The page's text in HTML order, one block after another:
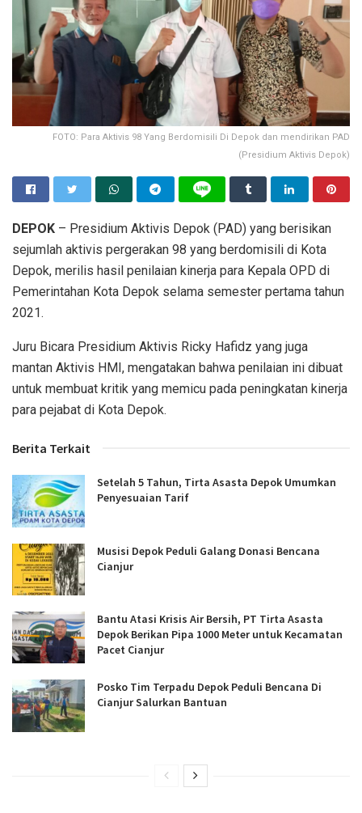
FOTO: Para Aktivis 98 Yang Berdomisili Di Depok dan mendirikan PAD
(Presidium Aktivis Depok)
DEPOK – Presidium Aktivis Depok (PAD) yang berisikan
sejumlah aktivis pergerakan 98 yang berdomisili di Kota
Depok, merilis hasil penilaian kinerja para Kepala OPD di
Pemerintahan Kota Depok selama semester pertama tahun
2021.
Juru Bicara Presidium Aktivis Ricky Hafidz yang juga
mantan Aktivis HMI, mengatakan bahwa penilaian ini dibuat
untuk membuat kritik yang memicu pada peningkatan kinerja
para pejabat di Kota Depok.
Berita Terkait
Setelah 5 Tahun, Tirta Asasta Depok Umumkan
Penyesuaian Tarif
Musisi Depok Peduli Galang Donasi Bencana
Cianjur
Bantu Atasi Krisis Air Bersih, PT Tirta Asasta
Depok Berikan Pipa 1000 Meter untuk Kecamatan
Pacet Cianjur
Posko Tim Terpadu Depok Peduli Bencana Di
Cianjur Salurkan Bantuan